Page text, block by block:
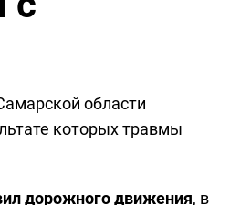
области
которых травмы
дорожного движения, в